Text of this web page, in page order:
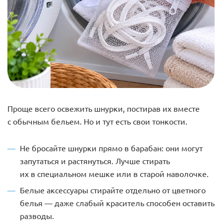
Проще всего освежить шнурки, постирав их вместе
с обычным бельем. Но и тут есть свои тонкости.
Не бросайте шнурки прямо в барабан: они могут
запутаться и растянуться. Лучше стирать
их в специальном мешке или в старой наволочке.
Белые аксессуары стирайте отдельно от цветного
белья — даже слабый краситель способен оставить
разводы.